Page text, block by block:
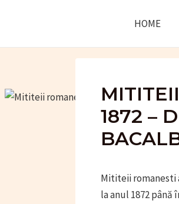
HOME
1872 –
Mititeii romanesti
la anul 1872